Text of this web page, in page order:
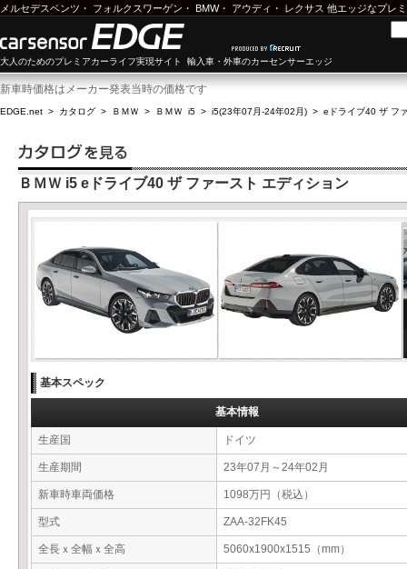
メルセデスベンツ ・ フォルクスワーゲン ・ BMW・ アウディ ・ レクサス 他エッジなプレ
大人のためのプレミアカーライフ実現サイト 輸入車・外車のカーセンサーエッジ
新車時価格はメーカー発表当時の価格です
EDGE.net > カタログ > ＢＭＷ > ＢＭＷ i5 > i5(23年07月-24年02月) > eドライブ40 ザ フ
ＢＭＷ i5 eドライブ40 ザ ファースト エディション
基本スペック
基本情報
生産国 ドイツ
生産期間 23年07月～24年02月
新車時車両価格 1098万円（税込）
型式 ZAA-32FK45
全長ｘ全幅ｘ全高 5060x1900x1515（mm）